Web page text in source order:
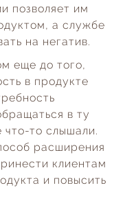
позволяет им
а службе
на негатив.
еще до того,
в продукте
в ту
то слышали.
расширения
клиентам
и повысить